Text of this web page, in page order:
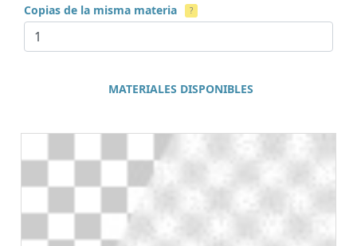
Copias de la misma materia ?
MATERIALES DISPONIBLES